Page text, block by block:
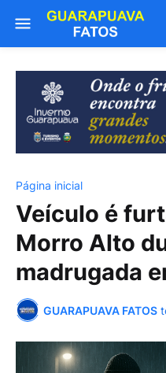
Página inicial
Veículo é
Morro Alto
madrugada
GUARAPUAVA FATOS